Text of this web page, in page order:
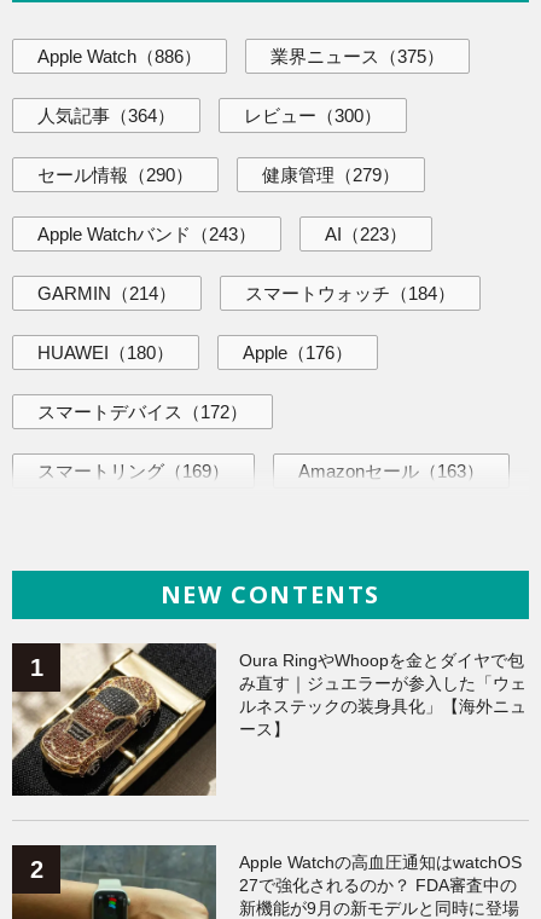
Apple Watch （886） 業界ニュース （375）
人気記事 （364） レビュー （300）
セール情報 （290） 健康管理 （279）
Apple Watchバンド （243） AI （223）
GARMIN （214） スマートウォッチ （184）
HUAWEI （180） Apple （176）
スマートデバイス （172）
スマートリング （169） Amazonセール （163）
ヘルスケア（140）
Galaxy（136）
ワークアウト（131）
AppleWatchアクセサリー
Xiaomi（119）
NEW CONTENTS
Oura RingやWhoopを金とダイヤで包
み直す｜ジュエラーが参入した「ウェ
ルネステックの装身具化」【海外ニュ
ース】
Apple Watchの高血圧通知はwatchOS
27で強化されるのか？ FDA審査中の
新機能が9月の新モデルと同時に登場